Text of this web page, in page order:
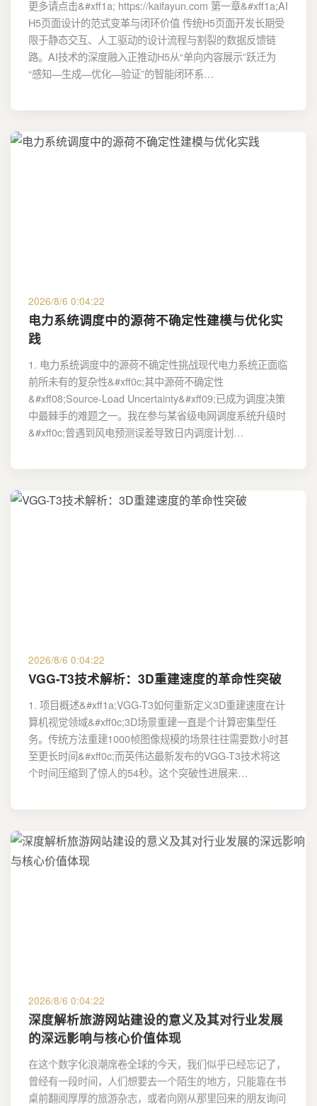
更多请点击&#xff1a; https://kaifayun.com 第一章&#xff1a;AI
H5页面设计的范式变革与闭环价值 传统H5页面开发长期受
限于静态交互、人工驱动的设计流程与割裂的数据反馈链
路。AI技术的深度融入正推动H5从“单向内容展示”跃迁为
“感知—生成—优化—验证”的智能闭环系…
2026/8/6 0:04:22
电力系统调度中的源荷不确定性建模与优化实
践
1. 电力系统调度中的源荷不确定性挑战现代电力系统正面临
前所未有的复杂性&#xff0c;其中源荷不确定性
&#xff08;Source-Load Uncertainty&#xff09;已成为调度决策
中最棘手的难题之一。我在参与某省级电网调度系统升级时
&#xff0c;曾遇到风电预测误差导致日内调度计划…
2026/8/6 0:04:22
VGG-T3技术解析：3D重建速度的革命性突破
1. 项目概述&#xff1a;VGG-T3如何重新定义3D重建速度在计
算机视觉领域&#xff0c;3D场景重建一直是个计算密集型任
务。传统方法重建1000帧图像规模的场景往往需要数小时甚
至更长时间&#xff0c;而英伟达最新发布的VGG-T3技术将这
个时间压缩到了惊人的54秒。这个突破性进展来…
2026/8/6 0:04:22
深度解析旅游网站建设的意义及其对行业发展
的深远影响与核心价值体现
在这个数字化浪潮席卷全球的今天，我们似乎已经忘记了，
曾经有一段时间，人们想要去一个陌生的地方，只能靠在书
桌前翻阅厚厚的旅游杂志，或者向刚从那里回来的朋友询问